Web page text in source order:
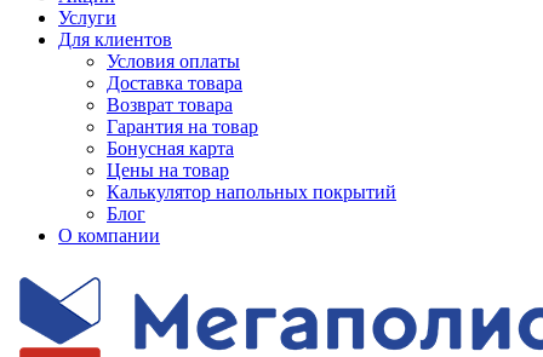
Услуги
Для клиентов
Условия оплаты
Доставка товара
Возврат товара
Гарантия на товар
Бонусная карта
Цены на товар
Калькулятор напольных покрытий
Блог
О компании